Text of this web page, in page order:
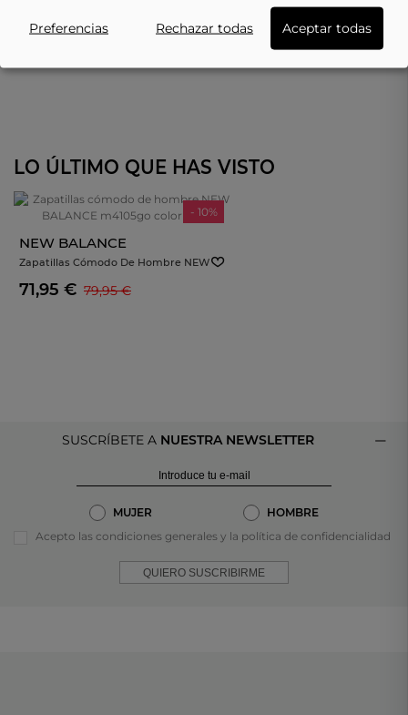
LO ÚLTIMO QUE HAS VISTO
- 10%
NEW BALANCE
Zapatillas Cómodo De Hombre NEW
BALANCE M4105go Color Gris
71,95 € 79,95 €
SUSCRÍBETE A NUESTRA NEWSLETTER
MUJER
HOMBRE
Acepto las condiciones generales y la política de confidencialidad
QUIERO SUSCRIBIRME
Preferencias Rechazar todas Aceptar todas